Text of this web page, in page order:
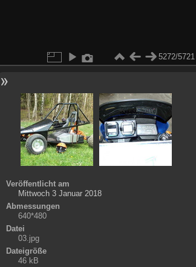
5272/5721
Veröffentlicht am
Mittwoch 3 Januar 2018
Abmessungen
640*480
Datei
03.jpg
Dateigröße
46 kB